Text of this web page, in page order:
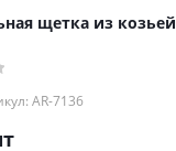
щетка из козьей
AR-7136